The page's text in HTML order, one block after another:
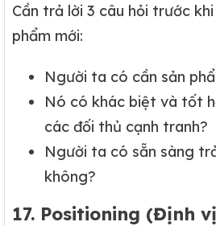
Cần trả lời 3 câu hỏi trước
phẩm mới:
Người ta có cần sản
Nó có khác biệt và tốt
các đối thủ cạnh tranh?
Người ta có sẵn sàng
không?
17. Positioning (Định